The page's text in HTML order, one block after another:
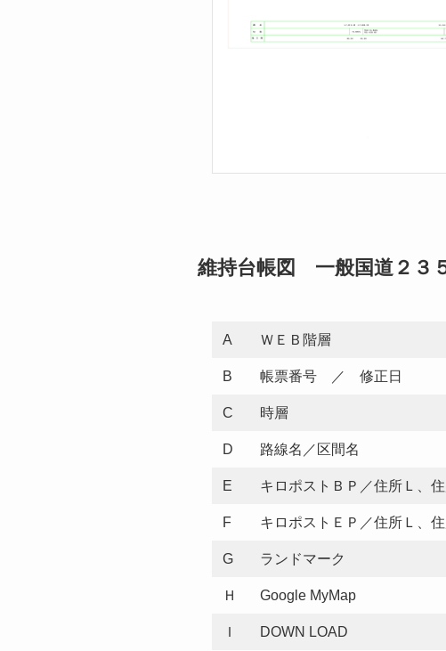
維持台帳図 一般国道２３
A ＷＥＢ階層
B 帳票番号 ／ 修正日
C 時層
D 路線名／区間名
E キロポストＢＰ／住所Ｌ、住
F キロポストＥＰ／住所Ｌ、住
G ランドマーク
Ｈ Google MyMap
Ｉ DOWN LOAD